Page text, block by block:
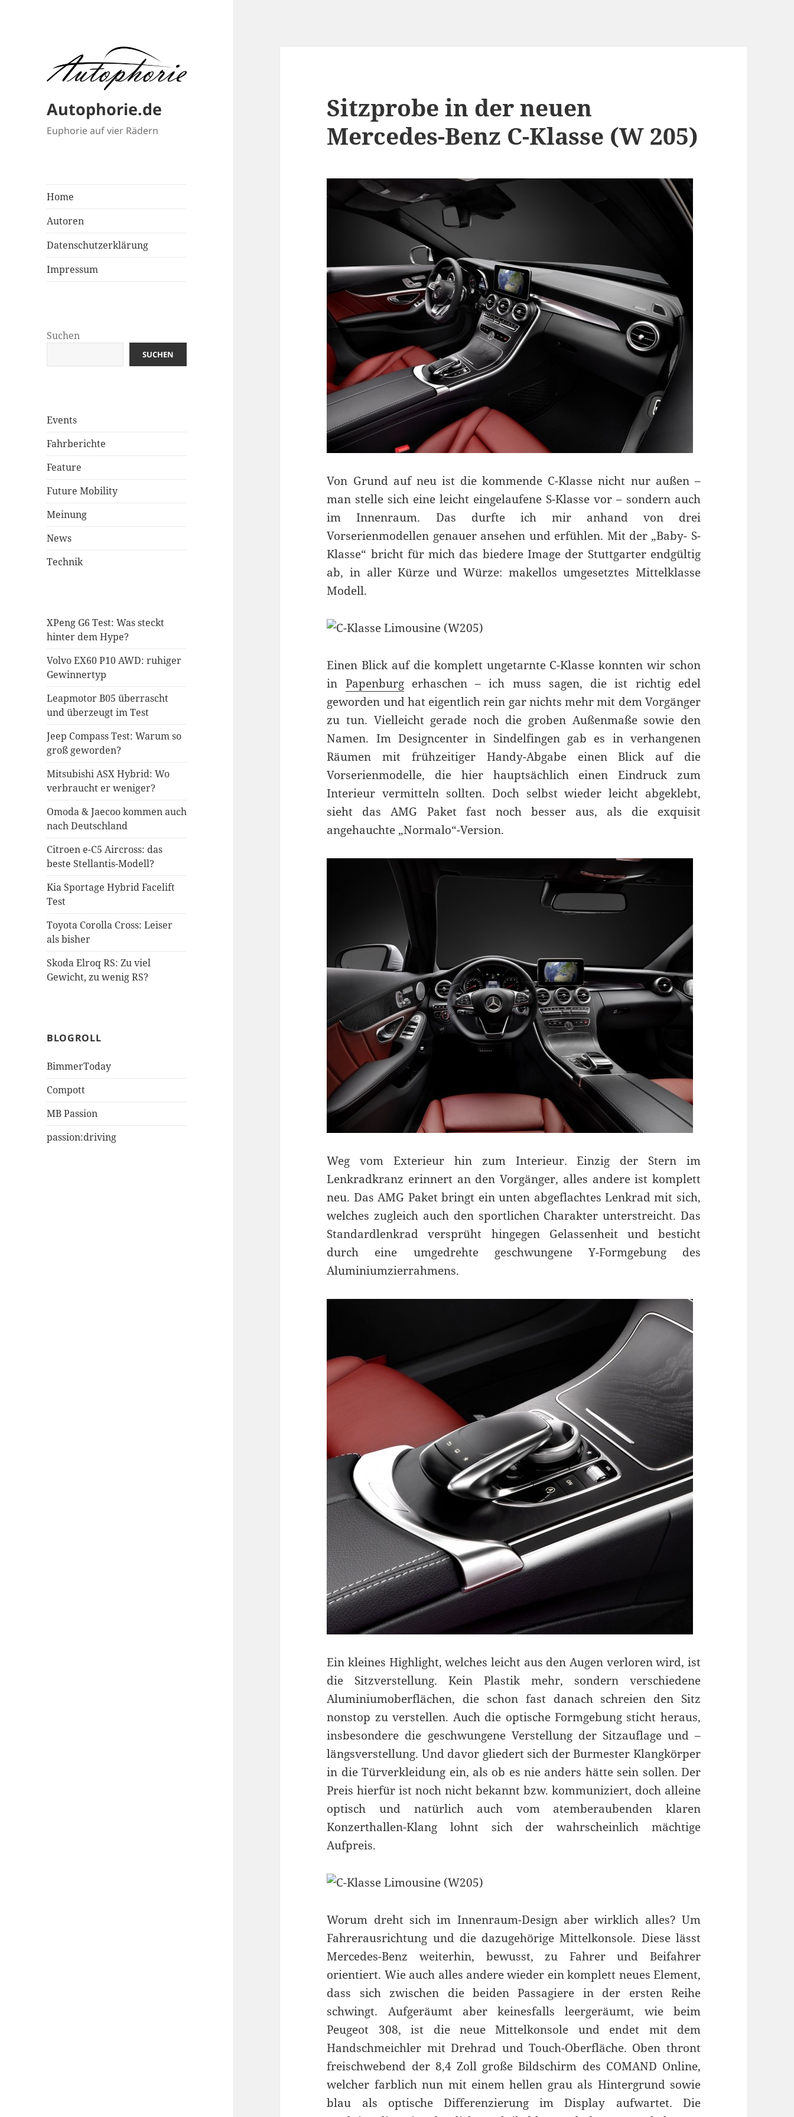
Autophorie.de
Euphorie auf vier Rädern
Home
Autoren
Datenschutzerklärung
Impressum
Suchen
SUCHEN
Events
Fahrberichte
Feature
Future Mobility
Meinung
News
Technik
XPeng G6 Test: Was steckt
hinter dem Hype?
Volvo EX60 P10 AWD: ruhiger
Gewinnertyp
Leapmotor B05 überrascht
und überzeugt im Test
Jeep Compass Test: Warum so
groß geworden?
Mitsubishi ASX Hybrid: Wo
verbraucht er weniger?
Omoda & Jaecoo kommen auch
nach Deutschland
Citroen e-C5 Aircross: das
beste Stellantis-Modell?
Kia Sportage Hybrid Facelift
Test
Toyota Corolla Cross: Leiser
als bisher
Skoda Elroq RS: Zu viel
Gewicht, zu wenig RS?
BLOGROLL
BimmerToday
Compott
MB Passion
passion:driving
Sitzprobe in der neuen
Mercedes-Benz C-Klasse (W 205)
Von Grund auf neu ist die kommende C-Klasse nicht nur außen –
man stelle sich eine leicht eingelaufene S-Klasse vor – sondern auch
im Innenraum. Das durfte ich mir anhand von drei
Vorserienmodellen genauer ansehen und erfühlen. Mit der „Baby- S-
Klasse“ bricht für mich das biedere Image der Stuttgarter endgültig
ab, in aller Kürze und Würze: makellos umgesetztes Mittelklasse
Modell.
Einen Blick auf die komplett ungetarnte C-Klasse konnten wir schon
in Papenburgerhaschen – ich muss sagen, die ist richtig edel
geworden und hat eigentlich rein gar nichts mehr mit dem Vorgänger
zu tun. Vielleicht gerade noch die groben Außenmaße sowie den
Namen. Im Designcenter in Sindelfingen gab es in verhangenen
Räumen mit frühzeitiger Handy-Abgabe einen Blick auf die
Vorserienmodelle, die hier hauptsächlich einen Eindruck zum
Interieur vermitteln sollten. Doch selbst wieder leicht abgeklebt,
sieht das AMG Paket fast noch besser aus, als die exquisit
angehauchte „Normalo“-Version.
Weg vom Exterieur hin zum Interieur. Einzig der Stern im
Lenkradkranz erinnert an den Vorgänger, alles andere ist komplett
neu. Das AMG Paket bringt ein unten abgeflachtes Lenkrad mit sich,
welches zugleich auch den sportlichen Charakter unterstreicht. Das
Standardlenkrad versprüht hingegen Gelassenheit und besticht
durch eine umgedrehte geschwungene Y-Formgebung des
Aluminiumzierrahmens.
Ein kleines Highlight, welches leicht aus den Augen verloren wird, ist
die Sitzverstellung. Kein Plastik mehr, sondern verschiedene
Aluminiumoberflächen, die schon fast danach schreien den Sitz
nonstop zu verstellen. Auch die optische Formgebung sticht heraus,
insbesondere die geschwungene Verstellung der Sitzauflage und –
längsverstellung. Und davor gliedert sich der Burmester Klangkörper
in die Türverkleidung ein, als ob es nie anders hätte sein sollen. Der
Preis hierfür ist noch nicht bekannt bzw. kommuniziert, doch alleine
optisch und natürlich auch vom atemberaubenden klaren
Konzerthallen-Klang lohnt sich der wahrscheinlich mächtige
Aufpreis.
Worum dreht sich im Innenraum-Design aber wirklich alles? Um
Fahrerausrichtung und die dazugehörige Mittelkonsole. Diese lässt
Mercedes-Benz weiterhin, bewusst, zu Fahrer und Beifahrer
orientiert. Wie auch alles andere wieder ein komplett neues Element,
dass sich zwischen die beiden Passagiere in der ersten Reihe
schwingt. Aufgeräumt aber keinesfalls leergeräumt, wie beim
Peugeot 308, ist die neue Mittelkonsole und endet mit dem
Handschmeichler mit Drehrad und Touch-Oberfläche. Oben thront
freischwebend der 8,4 Zoll große Bildschirm des COMAND Online,
welcher farblich nun mit einem hellen grau als Hintergrund sowie
blau als optische Differenzierung im Display aufwartet. Die